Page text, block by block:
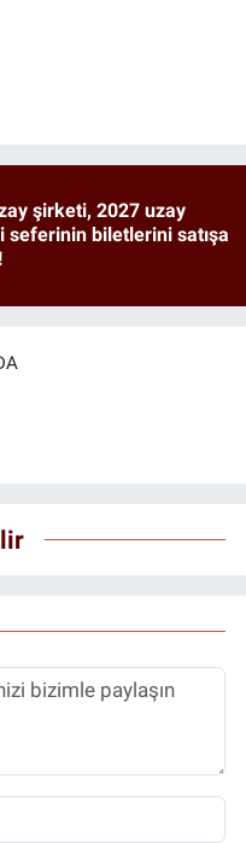
şirketi, 2027 uzay
seferinin biletlerini satışa